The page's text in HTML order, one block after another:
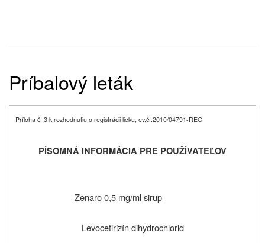
Príbalový leták
Príloha č. 3 k rozhodnutiu o registrácii lieku, ev.č.:2010/04791-REG
PÍSOMNÁ INFORMÁCIA PRE POUŽÍVATEĽOV
Zenaro 0,5 mg/ml sirup
Levocetirizín dihydrochlorid